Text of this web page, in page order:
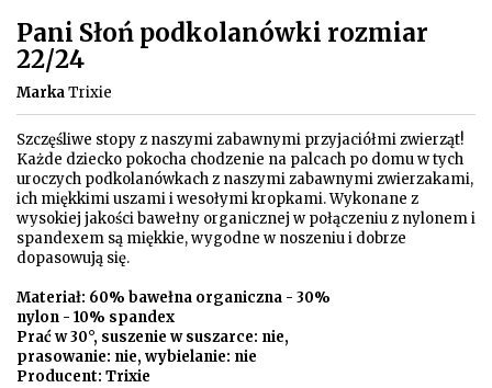
Pani Słoń podkolanówki rozmiar
22/24
MarkaTrixie
Szczęśliwe stopy z naszymi zabawnymi przyjaciółmi zwierząt!
Każde dziecko pokocha chodzenie na palcach po domu w tych
uroczych podkolanówkach z naszymi zabawnymi zwierzakami,
ich miękkimi uszami i wesołymi kropkami. Wykonane z
wysokiej jakości bawełny organicznej w połączeniu z nylonem i
spandexem są miękkie, wygodne w noszeniu i dobrze
dopasowują się.
Materiał: 60% bawełna organiczna - 30%
nylon - 10% spandex
Prać w 30°, suszenie w suszarce: nie,
prasowanie: nie, wybielanie: nie
Producent: Trixie